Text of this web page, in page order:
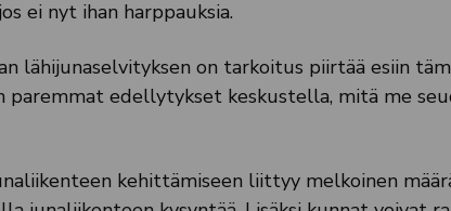
ei nyt ihan harppauksia.
lähijunaselvityksen on tarkoitus piirtää esiin
edellytykset keskustella, mitä me
kehittämiseen liittyy melkoinen